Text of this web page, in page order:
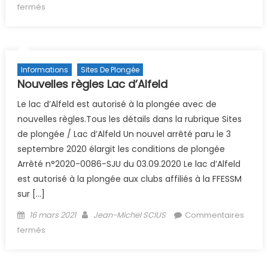
fermés
Informations Sites De Plongée
Nouvelles règles Lac d’Alfeld
Le lac d’Alfeld est autorisé à la plongée avec de
nouvelles règles.Tous les détails dans la rubrique Sites
de plongée / Lac d’Alfeld Un nouvel arrêté paru le 3
septembre 2020 élargit les conditions de plongée
Arrêté n°2020-0086-SJU du 03.09.2020 Le lac d’Alfeld
est autorisé à la plongée aux clubs affiliés à la FFESSM
sur […]
Posted on
16 mars 2021 Author
Jean-Michel SCIUS
Commentaires
fermés